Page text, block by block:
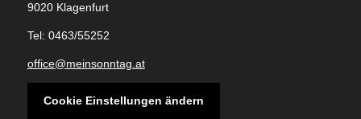
9020 Klagenfurt
Tel: 0463/55252
office@meinsonntag.at
Cookie Einstellungen ändern